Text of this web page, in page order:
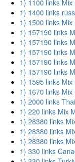
1) 1100 links
1) 1400 links
1) 1500 links
1) 157190 links
1) 157190 links
1) 157190 links
1) 157190 links
1) 157190 links
1) 1595 links
1) 1670 links
1) 2000 links
1) 220 links Mix
1) 28380 links
1) 28380 links
1) 28380 links
1) 330 links